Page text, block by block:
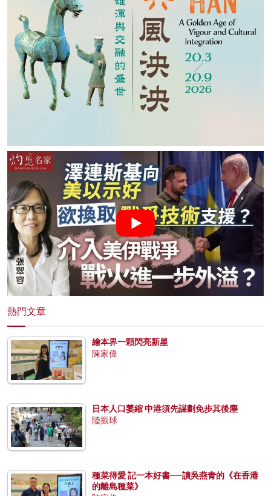
熱門文章
繪本界一顆閃亮新星
陳家偉
日本人口萎縮 中港須先謀劃免步其後塵
陸振球
種菜得愛 記一本好書──讀吳燕青的《在香港
的離島種菜》